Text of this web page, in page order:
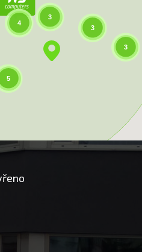
4
3
3
5
3